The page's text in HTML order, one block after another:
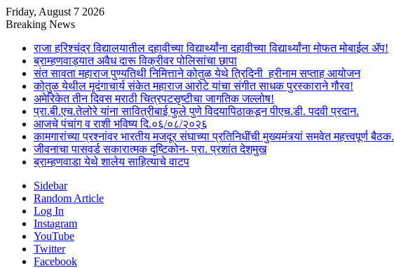
Friday, August 7 2026
Breaking News
राजा हरिश्चंद्र विद्यालयातील दहावीच्या विद्यार्थ्यांना दहावीच्या विद्यार्थ्यांना मोफत मोबाईल ॲप!
ब्राम्हणवाड्यात अवैध दारू विक्रीवर पोलिसांचा छापा
संत सावता महाराज पुण्यतिथी निमित्ताने कोतुळ येथे त्रिदिनी हरीनाम सप्ताह आयोजन
कोतुळ येथील मृदंगाचार्य संकेत महाराज आरोटे यांचा संगीत साधक पुरस्काराने गौरव!
अमेरिकेत तीन दिवस मराठी चित्रपटसृष्टीचा जागतिक जल्लोष!
प्रा.बी.एच.तेलोरे यांना सावित्रीबाई फुले पुणे विदयापिठाकडून पीएच.डी. पदवी प्रदान.
आजचे पंचांग व राशी भविष्य दि.०६/०८/२०२६
कामगारांच्या प्रश्नांवर भारतीय मजदूर संघाच्या प्रतिनिधींची मुख्यमंत्र्यां समवेत महत्त्वपूर्ण बैठक.
जीवनाचा पासवर्ड सकारात्मक दृष्टिकोन- प्रा. प्रशांत देशमुख
ब्राम्हणवाडा येथे शालेय साहित्याचे वाटप
Sidebar
Random Article
Log In
Instagram
YouTube
Twitter
Facebook